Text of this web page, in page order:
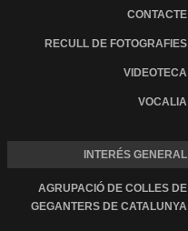
CONTACTE
RECULL DE FOTOGRAFIES
VIDEOTECA
VOCALIA
INTERÉS GENERAL
AGRUPACIÓ DE COLLES DE
GEGANTERS DE CATALUNYA